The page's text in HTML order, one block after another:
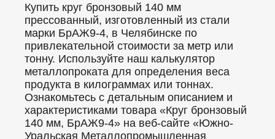
Купить круг бронзовый 140 мм
прессованный, изготовленный из стали
марки БрАЖ9-4, в Челябинске по
привлекательной стоимости за метр или
тонну. Используйте наш калькулятор
металлопроката для определения веса
продукта в килограммах или тоннах.
Ознакомьтесь с детальным описанием и
характеристиками товара «Круг бронзовый
140 мм, БрАЖ9-4» на веб-сайте «Южно-
Уральская Металлопромышленная